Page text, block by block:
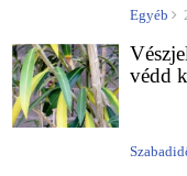
Egyéb
védd